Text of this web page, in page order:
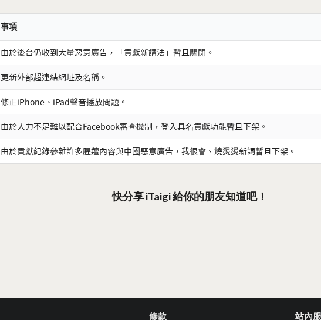
事項
由於後台仍收到大量惡意廣告，「貢獻新講法」暫且關閉。
更新外部超連結網址及名稱。
修正iPhone、iPad聲音播放問題。
由於人力不足難以配合Facebook審查機制，登入具名貢獻功能暫且下架。
由於貢獻紀錄參雜許多腥羶內容與中國惡意廣告，我很會、燒燙燙新詞暫且下架。
快分享 iTaigi 給你的朋友知道吧！
條款 站內